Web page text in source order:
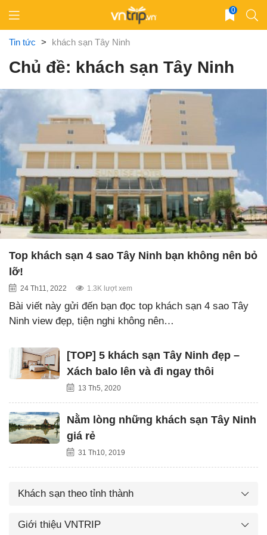
content
0
Tin tức > khách sạn Tây Ninh
Chủ đề: khách sạn Tây Ninh
Top khách sạn 4 sao Tây Ninh bạn không nên bỏ
lỡ!
24 Th11, 2022 1.3K lượt xem
Bài viết này gửi đến bạn đọc top khách sạn 4 sao Tây
Ninh view đẹp, tiện nghi không nên…
[TOP] 5 khách sạn Tây Ninh đẹp –
Xách balo lên và đi ngay thôi
13 Th5, 2020
Nằm lòng những khách sạn Tây Ninh
giá rẻ
31 Th10, 2019
Khách sạn theo tỉnh thành
Giới thiệu VNTRIP